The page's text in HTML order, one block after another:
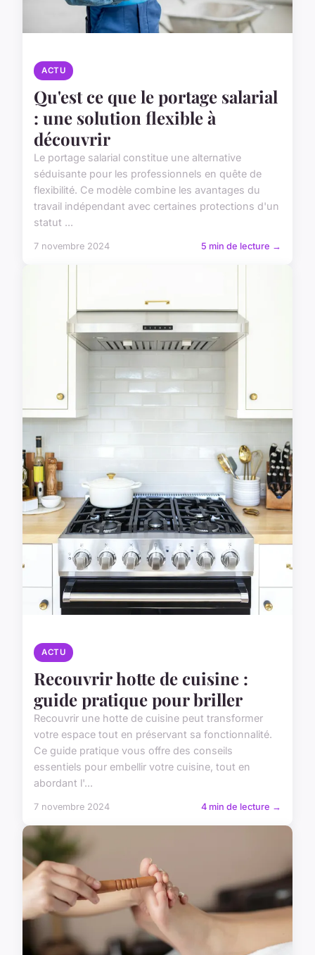
ACTU
Qu'est ce que le portage salarial
: une solution flexible à
découvrir
Le portage salarial constitue une alternative
séduisante pour les professionnels en quête de
flexibilité. Ce modèle combine les avantages du
travail indépendant avec certaines protections d'un
statut ...
7 novembre 2024 5 min de lecture →
ACTU
Recouvrir hotte de cuisine :
guide pratique pour briller
Recouvrir une hotte de cuisine peut transformer
votre espace tout en préservant sa fonctionnalité.
Ce guide pratique vous offre des conseils
essentiels pour embellir votre cuisine, tout en
abordant l'...
7 novembre 2024 4 min de lecture →